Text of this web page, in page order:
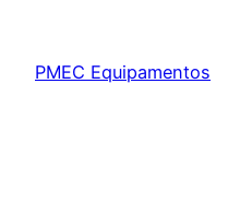
PMEC Equipamentos